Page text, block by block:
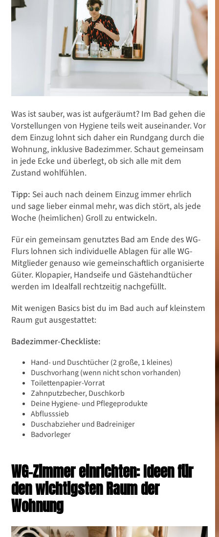
Was ist sauber, was ist aufgeräumt? Im Bad gehen die
Vorstellungen von Hygiene teils weit auseinander. Vor
dem Einzug lohnt sich daher ein Rundgang durch die
Wohnung, inklusive Badezimmer. Schaut gemeinsam
in jede Ecke und überlegt, ob sich alle mit dem
Zustand wohlfühlen.
Tipp: Sei auch nach deinem Einzug immer ehrlich
und sage lieber einmal mehr, was dich stört, als jede
Woche (heimlichen) Groll zu entwickeln.
Für ein gemeinsam genutztes Bad am Ende des WG-
Flurs lohnen sich individuelle Ablagen für alle WG-
Mitglieder genauso wie gemeinschaftlich organisierte
Güter. Klopapier, Handseife und Gästehandtücher
werden im Idealfall rechtzeitig nachgefüllt.
Mit wenigen Basics bist du im Bad auch auf kleinstem
Raum gut ausgestattet:
Badezimmer-Checkliste:
Hand- und Duschtücher (2 große, 1 kleines)
Duschvorhang (wenn nicht schon vorhanden)
Toilettenpapier-Vorrat
Zahnputzbecher, Duschkorb
Deine Hygiene- und Pflegeprodukte
Abflusssieb
Duschabzieher und Badreiniger
Badvorleger
WG-Zimmer einrichten: Ideen für
den wichtigsten Raum der
Wohnung